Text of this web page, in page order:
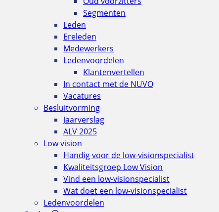
Segmenten
Leden
Ereleden
Medewerkers
Ledenvoordelen
Klantenvertellen
In contact met de NUVO
Vacatures
Besluitvorming
Jaarverslag
ALV 2025
Low vision
Handig voor de low-visionspecialist
Kwaliteitsgroep Low Vision
Vind een low-visionspecialist
Wat doet een low-visionspecialist
Ledenvoordelen